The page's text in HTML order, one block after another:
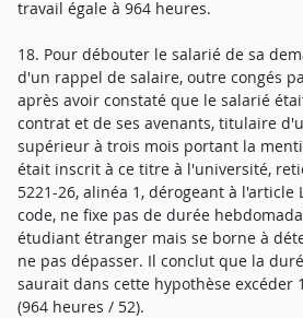
travail égale à 964 heures.
18. Pour débouter le salarié de sa
d'un rappel de salaire, outre congés
après avoir constaté que le salarié
contrat et de ses avenants, titulaire
supérieur à trois mois portant la
était inscrit à ce titre à l'université,
5221-26, alinéa 1, dérogeant à l'article
code, ne fixe pas de durée
étudiant étranger mais se borne à
ne pas dépasser. Il conclut que la
saurait dans cette hypothèse excéder
(964 heures / 52).